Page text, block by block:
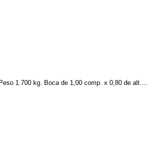
1.700 kg. Boca de 1,00 comp. x 0,80 de alt....